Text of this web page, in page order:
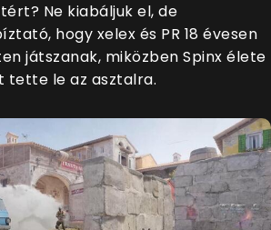
Ne kiabáljuk el, de
hogy xelex és PR 18 évesen
játszanak, miközben Spinx élete
tette le az asztalra.